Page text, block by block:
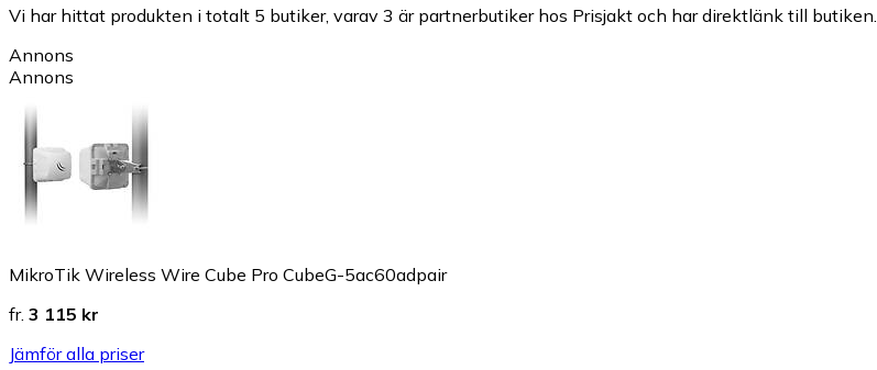
Vi har hittat produkten i totalt 5 butiker, varav 3 är partnerbutiker hos Prisjakt och har direktlänk till butiken.
Annons
Annons
MikroTik Wireless Wire Cube Pro CubeG-5ac60adpair
fr. 3 115 kr
Jämför alla priser